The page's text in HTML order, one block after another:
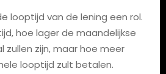
looptijd van de lening een rol.
hoe lager de maandelijkse
zijn, maar hoe meer
looptijd zult betalen.